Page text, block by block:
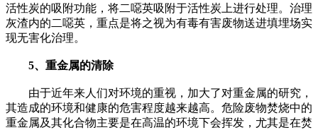
活性炭的吸附功能，将二噁英吸附于活性炭上进行处理。治理
灰渣内的二噁英，重点是将之视为有毒有害废物送进填埋场实
现无害化治理。
5、重金属的清除
由于近年来人们对环境的重视，加大了对重金属的研究，
其造成的环境和健康的危害程度越来越高。危险废物焚烧中的
重金属及其化合物主要是在高温的环境下会挥发，尤其是在焚